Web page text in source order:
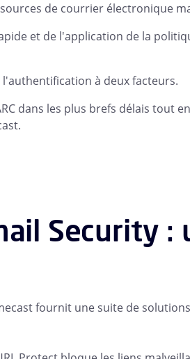
de courrier électronique
et de l'application de la
l'authentification à deux facteurs.
dans les plus brefs délais tout
Security
fournit une suite de